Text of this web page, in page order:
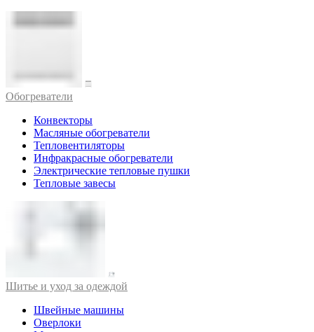
Обогреватели
Конвекторы
Масляные обогреватели
Тепловентиляторы
Инфракрасные обогреватели
Электрические тепловые пушки
Тепловые завесы
Шитье и уход за одеждой
Швейные машины
Оверлоки